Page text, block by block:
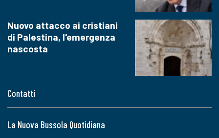
Contatti
La Nuova Bussola Quotidiana
Nuovo attacco ai cristiani
di Palestina, l'emergenza
nascosta